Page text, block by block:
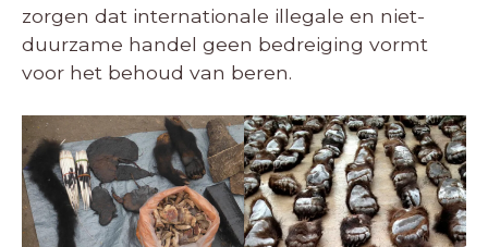
zorgen dat internationale illegale en niet-
duurzame handel geen bedreiging vormt
voor het behoud van beren.